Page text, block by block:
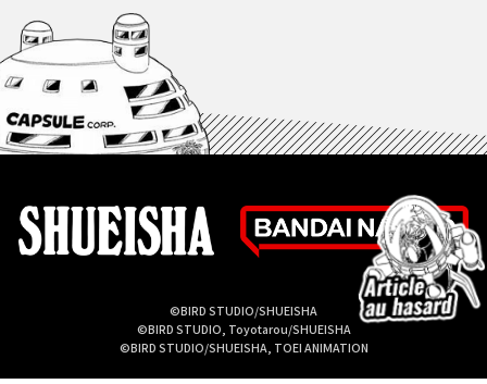
©BIRD STUDIO/SHUEISHA
©BIRD STUDIO, Toyotarou/SHUEISHA
©BIRD STUDIO/SHUEISHA, TOEI ANIMATION